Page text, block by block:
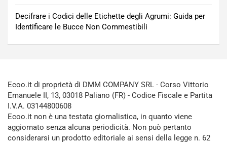
Decifrare i Codici delle Etichette degli Agrumi: Guida per
Identificare le Bucce Non Commestibili
Ecoo.it di proprietà di DMM COMPANY SRL - Corso Vittorio
Emanuele II, 13, 03018 Paliano (FR) - Codice Fiscale e Partita
I.V.A. 03144800608
Ecoo.it non è una testata giornalistica, in quanto viene
aggiornato senza alcuna periodicità. Non può pertanto
considerarsi un prodotto editoriale ai sensi della legge n. 62